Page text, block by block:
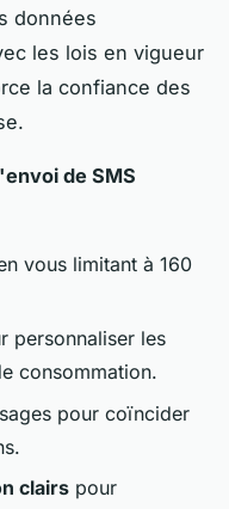
données
les lois en vigueur
la confiance des
de SMS
vous limitant à 160
personnaliser les
consommation.
pour coïncider
clairs pour